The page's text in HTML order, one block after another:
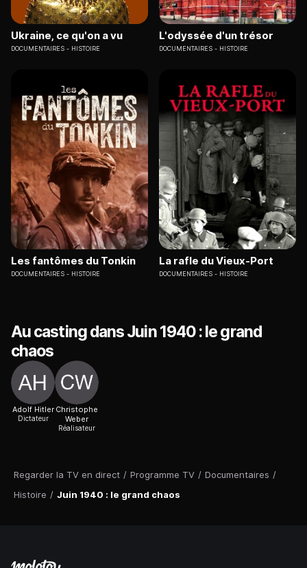
Regarder la TV en direct / Programme TV / Documentaires /
Histoire / Juin 1940 : le grand chaos
Ukraine, ce qu'on a vu
DOCUMENTAIRES HISTOIRE
L'odyssée d'un trésor
DOCUMENTAIRES HISTOIRE
Les fantômes du Tonkin
DOCUMENTAIRES HISTOIRE
La rafle du Vieux-Port
DOCUMENTAIRES HISTOIRE
Au casting dans Juin 1940 : le grand
chaos
Adolf Hitler
Dictateur
Christophe
Weber
Réalisateur